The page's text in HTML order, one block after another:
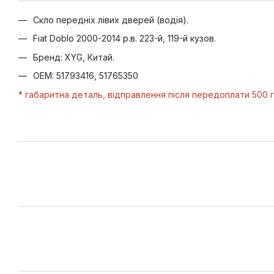
Скло передніх лівих дверей (водія).
Fiat Doblo 2000-2014 р.в. 223-й, 119-й кузов.
Бренд: XYG, Китай.
OEM: 51793416, 51765350
* габаритна деталь, відправлення після передоплати 500